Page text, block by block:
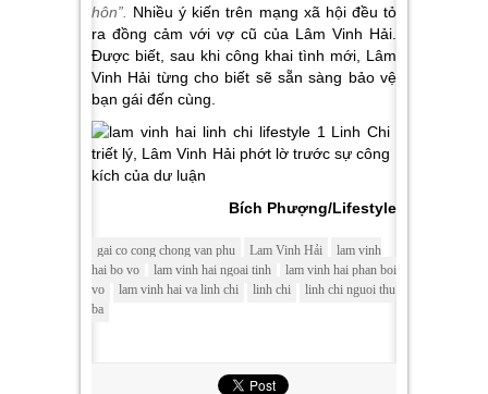
hôn”. Nhiều ý kiến trên mạng xã hội đều tỏ
ra đồng cảm với vợ cũ của Lâm Vinh Hải.
Được biết, sau khi công khai tình mới, Lâm
Vinh Hải từng cho biết sẽ sẵn sàng bảo vệ
bạn gái đến cùng.
Bích Phượng/Lifestyle
gai co cong chong van phu Lam Vinh Hải
lam vinh
hai bo vo
lam vinh hai ngoai tinh
lam vinh hai phan boi
vo
lam vinh hai va linh chi linh chi
linh chi nguoi thu
ba